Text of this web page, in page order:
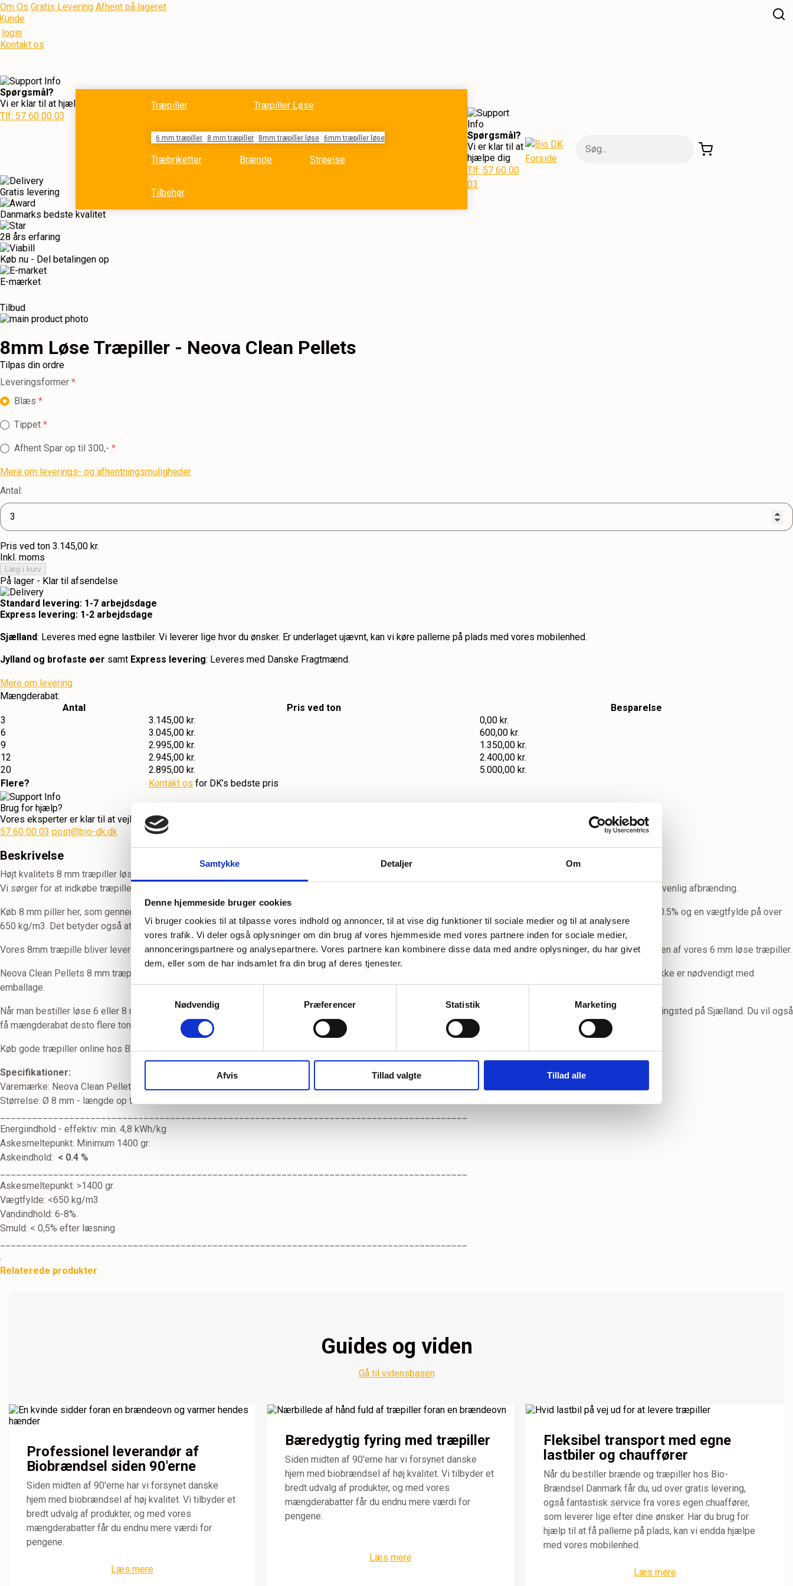
Samtykke Detaljer Om
Denne hjemmeside bruger cookies
Vi bruger cookies til at tilpasse vores indhold og annoncer, til at vise dig funktioner til sociale medier og til at analysere
vores trafik. Vi deler også oplysninger om din brug af vores hjemmeside med vores partnere inden for sociale medier,
annonceringspartnere og analysepartnere. Vores partnere kan kombinere disse data med andre oplysninger, du har givet
dem, eller som de har indsamlet fra din brug af deres tjenester.
Nødvendig
Præferencer Statistik Marketing
Afvis Tillad valgte Tillad alle
Om Os Gratis Levering Afhent på lageret
login
Kontakt os
Spørgsmål?
Vi er klar til at hjælpe dig
Tlf: 57 60 00 03
Træpiller
6 mm træpiller 8 mm træpiller
Træpiller Løse
8mm træpiller løse 6mm træpiller løse
Træbriketter Brænde Strøelse
Tilbehør
Spørgsmål?
Vi er klar til at
hjælpe dig
Tlf: 57 60 00
03
Gratis levering
Danmarks bedste kvalitet
28 års erfaring
Køb nu - Del betalingen op
E-mærket
Tilbud
8mm Løse Træpiller - Neova Clean Pellets
Tilpas din ordre
Leveringsformer
Blæs
Tippet
Afhent Spar op til 300,-
Mere om leverings- og afhentningsmuligheder
Antal:
Pris ved ton 3.145,00 kr.
Inkl. moms
Læg i kurv
På lager - Klar til afsendelse
Standard levering: 1-7 arbejdsdage
Express levering: 1-2 arbejdsdage
Sjælland: Leveres med egne lastbiler. Vi leverer lige hvor du ønsker. Er underlaget ujævnt, kan vi køre pallerne på plads med vores mobilenhed.
Jylland og brofaste øer samt Express levering: Leveres med Danske Fragtmænd.
Mere om levering
Mængderabat:
Antal
Pris ved ton
Besparelse
3
3.145,00 kr.
0,00 kr.
6
3.045,00 kr.
600,00 kr.
9
2.995,00 kr.
1.350,00 kr.
12
2.945,00 kr.
2.400,00 kr.
20
2.895,00 kr.
5.000,00 kr.
Flere?
Kontakt os for DK’s bedste pris
Brug for hjælp?
Vores eksperter er klar til at vejlede og hjælpe dig med dine spørgsmål. Kundeservice er åben alle hverdage 8:00 - 16:00
57 60 00 03 post@bio-dk.dk
Beskrivelse
Højt kvalitets 8 mm træpiller løs vægt fra Neova Clean Pellets på
Vi sørger for at indkøbe træpiller i god kvalitet, hvor vi kan sikre en ensartet kvalitet til vores kunder. Det betyder at man med disse træpiller opnår en ren og miljøvenlig afbrænding.
Køb 8 mm piller her, som gennem grundig kontrol og behandling altid er fine og lyse og har en høj brændværdi. Det opnår vi ved at have en askeprocent på under 0.5% og en vægtfylde på over
650 kg/m3. Det betyder også at man får en træpille som brænder længere end andre træpiller.
Vores 8mm træpille bliver leveret på vores lager direkte fra skib, så vi har kontrol over pillens vej fra træpillefabrikken til os. Det gør at vi kan stå inde for kvaliteten af vores 6 mm løse træpiller.
Neova Clean Pellets 8 mm træpiller bruges hovedsageligt til pilleovne og pillefyr. Det er også en af de mest miljøvenlige måder at fyre med træpiller på, da det ikke er nødvendigt med
emballage.
Når man bestiller løse 6 eller 8 mm piller levering hos os, kan man enten vælge at få dem leveret med blæsebil, få dem tippet eller afhente det på vores lager i Ringsted på Sjælland. Du vil også
få mængderabat desto flere tons træpiller man bestiller. Vi leverer vores 8 mm træpiller med egen blæsebil.
Køb gode træpiller online hos Bio Brændsel Danmark.
Specifikationer:
Varemærke: Neova Clean Pellets
Størrelse: Ø 8 mm - længde op til 30 mm
Energiindhold - effektiv: min. 4,8 kWh/kg
Askesmeltepunkt: Minimum 1400 gr.
Askeindhold: < 0.4 %
Askesmeltepunkt: >1400 gr.
Vægtfylde: <650 kg/m3
Vandindhold: 6-8%.
Smuld: < 0,5% efter læsning
.
Relaterede produkter
Guides og viden
Gå til vidensbasen
Professionel leverandør af
Biobrændsel siden 90'erne
Siden midten af 90'erne har vi forsynet danske
hjem med biobrændsel af høj kvalitet. Vi tilbyder et
bredt udvalg af produkter, og med vores
mængderabatter får du endnu mere værdi for
pengene.
Læs mere
Bæredygtig fyring med træpiller
Siden midten af 90'erne har vi forsynet danske
hjem med biobrændsel af høj kvalitet. Vi tilbyder et
bredt udvalg af produkter, og med vores
mængderabatter får du endnu mere værdi for
pengene.
Læs mere
Fleksibel transport med egne
lastbiler og chauffører
Når du bestiller brænde og træpiller hos Bio-
Brændsel Danmark får du, ud over gratis levering,
også fantastisk service fra vores egen chuaffører,
som leverer lige efter dine ønsker. Har du brug for
hjælp til at få pallerne på plads, kan vi endda hjælpe
med vores mobilenhed.
Læs mere